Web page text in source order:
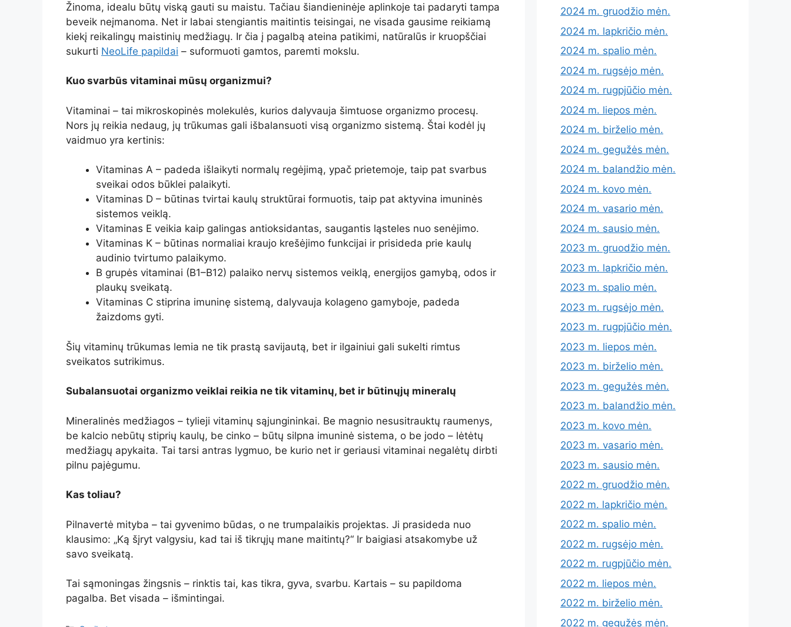
Žinoma, idealu būtų viską gauti su maistu. Tačiau šiandieninėje aplinkoje tai padaryti tampa
beveik neįmanoma. Net ir labai stengiantis maitintis teisingai, ne visada gausime reikiamą
kiekį reikalingų maistinių medžiagų. Ir čia į pagalbą ateina patikimi, natūralūs ir kruopščiai
sukurti NeoLife papildai – suformuoti gamtos, paremti mokslu.
Kuo svarbūs vitaminai mūsų organizmui?
Vitaminai – tai mikroskopinės molekulės, kurios dalyvauja šimtuose organizmo procesų.
Nors jų reikia nedaug, jų trūkumas gali išbalansuoti visą organizmo sistemą. Štai kodėl jų
vaidmuo yra kertinis:
Vitaminas A – padeda išlaikyti normalų regėjimą, ypač prietemoje, taip pat svarbus
sveikai odos būklei palaikyti.
Vitaminas D – būtinas tvirtai kaulų struktūrai formuotis, taip pat aktyvina imuninės
sistemos veiklą.
Vitaminas E veikia kaip galingas antioksidantas, saugantis ląsteles nuo senėjimo.
Vitaminas K – būtinas normaliai kraujo krešėjimo funkcijai ir prisideda prie kaulų
audinio tvirtumo palaikymo.
B grupės vitaminai (B1–B12) palaiko nervų sistemos veiklą, energijos gamybą, odos ir
plaukų sveikatą.
Vitaminas C stiprina imuninę sistemą, dalyvauja kolageno gamyboje, padeda
žaizdoms gyti.
Šių vitaminų trūkumas lemia ne tik prastą savijautą, bet ir ilgainiui gali sukelti rimtus
sveikatos sutrikimus.
Subalansuotai organizmo veiklai reikia ne tik vitaminų, bet ir būtinųjų mineralų
Mineralinės medžiagos – tylieji vitaminų sąjungininkai. Be magnio nesusitrauktų raumenys,
be kalcio nebūtų stiprių kaulų, be cinko – būtų silpna imuninė sistema, o be jodo – lėtėtų
medžiagų apykaita. Tai tarsi antras lygmuo, be kurio net ir geriausi vitaminai negalėtų dirbti
pilnu pajėgumu.
Kas toliau?
Pilnavertė mityba – tai gyvenimo būdas, o ne trumpalaikis projektas. Ji prasideda nuo
klausimo: „Ką šįryt valgysiu, kad tai iš tikrųjų mane maitintų?“ Ir baigiasi atsakomybe už
savo sveikatą.
Tai sąmoningas žingsnis – rinktis tai, kas tikra, gyva, svarbu. Kartais – su papildoma
pagalba. Bet visada – išmintingai.
2024 m. gruodžio mėn.
2024 m. lapkričio mėn.
2024 m. spalio mėn.
2024 m. rugsėjo mėn.
2024 m. rugpjūčio mėn.
2024 m. liepos mėn.
2024 m. birželio mėn.
2024 m. gegužės mėn.
2024 m. balandžio mėn.
2024 m. kovo mėn.
2024 m. vasario mėn.
2024 m. sausio mėn.
2023 m. gruodžio mėn.
2023 m. lapkričio mėn.
2023 m. spalio mėn.
2023 m. rugsėjo mėn.
2023 m. rugpjūčio mėn.
2023 m. liepos mėn.
2023 m. birželio mėn.
2023 m. gegužės mėn.
2023 m. balandžio mėn.
2023 m. kovo mėn.
2023 m. vasario mėn.
2023 m. sausio mėn.
2022 m. gruodžio mėn.
2022 m. lapkričio mėn.
2022 m. spalio mėn.
2022 m. rugsėjo mėn.
2022 m. rugpjūčio mėn.
2022 m. liepos mėn.
2022 m. birželio mėn.
2022 m. gegužės mėn.